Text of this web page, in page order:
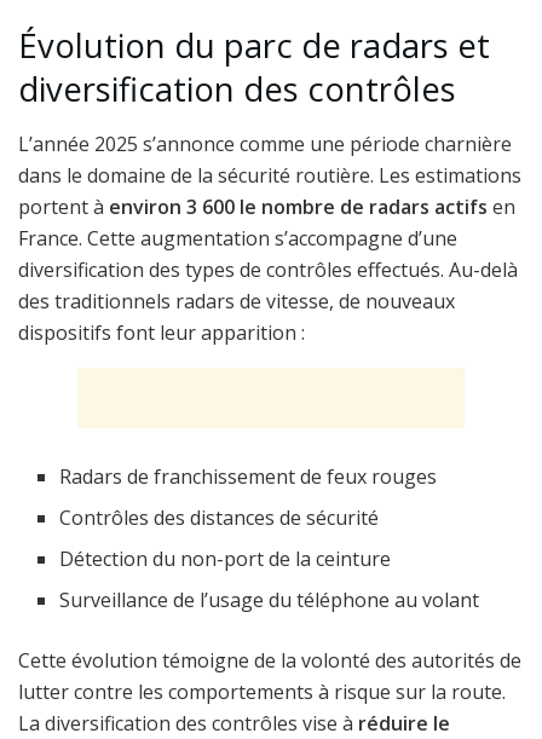
Évolution du parc de radars et
diversification des contrôles
L’année 2025 s’annonce comme une période charnière
dans le domaine de la sécurité routière. Les estimations
portent à environ 3 600 le nombre de radars actifs en
France. Cette augmentation s’accompagne d’une
diversification des types de contrôles effectués. Au-delà
des traditionnels radars de vitesse, de nouveaux
dispositifs font leur apparition :
Radars de franchissement de feux rouges
Contrôles des distances de sécurité
Détection du non-port de la ceinture
Surveillance de l’usage du téléphone au volant
Cette évolution témoigne de la volonté des autorités de
lutter contre les comportements à risque sur la route.
La diversification des contrôles vise à réduire le